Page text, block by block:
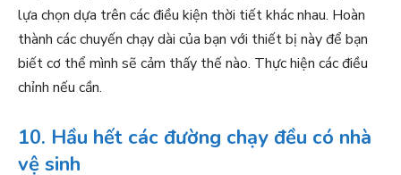
lựa chọn dựa trên các điều kiện thời tiết khác nhau. Hoàn
thành các chuyến chạy dài của bạn với thiết bị này để bạn
biết cơ thể mình sẽ cảm thấy thế nào. Thực hiện các điều
chỉnh nếu cần.
10. Hầu hết các đường chạy đều có nhà
vệ sinh